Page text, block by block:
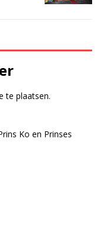
te plaatsen.
Ko en Prinses